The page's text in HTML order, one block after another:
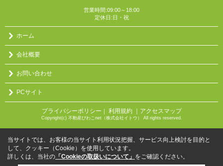
営業時間:09:00～18:00
定休日:日・祝
ホーム
会社概要
お問い合わせ
PCサイト
プライバシーポリシー ｜ 利用規約 ｜アクセスマップ
Copyright(c) 不動産びわこnet（株式会社イトウ） All rights reserved.
当サイトでは、お客様の当サイト利用状況把握、サービス向上検討を目的と
して、クッキー（Cookie）を使用しています。
詳しくは、当社の 「Cookieの取扱いについて」 をご確認ください。